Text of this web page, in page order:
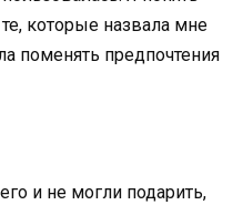
которые назвала мне
поменять предпочтения
и не могли подарить,